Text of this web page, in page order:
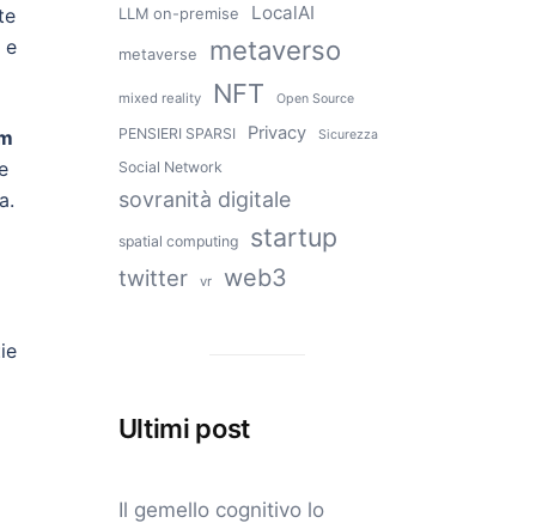
e
LLM on-premise LocalAI
metaverse metaverso
mixed reality NFT Open Source
PENSIERI SPARSI Privacy Sicurezza
Social Network
sovranità digitale
spatial computing startup
twitter vr web3
Ultimi post
Il gemello cognitivo lo